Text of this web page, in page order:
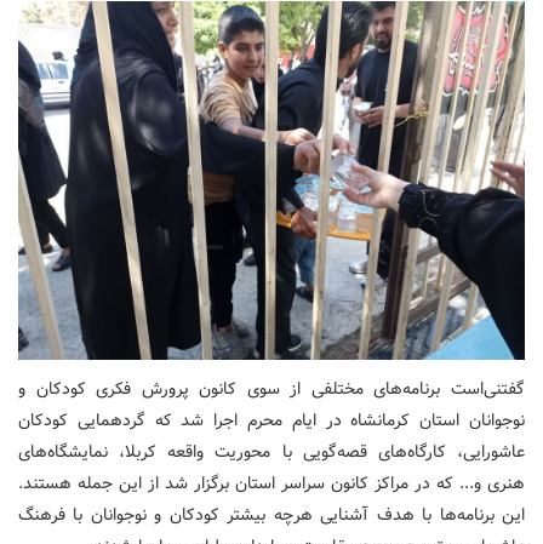
گفتنی‌است برنامه‌های مختلفی از سوی کانون پرورش فکری کودکان و
نوجوانان استان کرمانشاه در ایام محرم اجرا شد که گردهمایی کودکان
عاشورایی، کارگاه‌های قصه‌گویی با محوریت واقعه کربلا، نمایشگاه‌های
هنری و... که در مراکز کانون سراسر استان برگزار شد از این جمله هستند.
این برنامه‌ها با هدف آشنایی هرچه بیشتر کودکان و نوجوانان با فرهنگ